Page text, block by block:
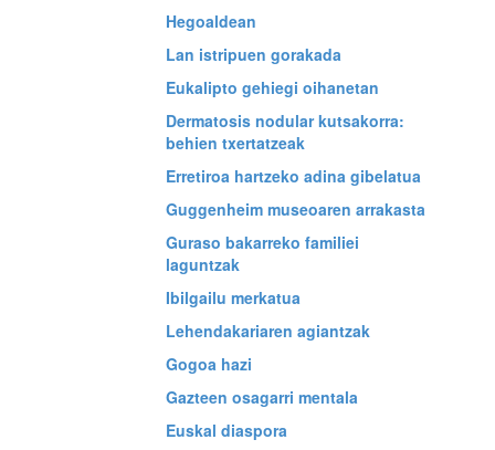
Hegoaldean
Lan istripuen gorakada
Eukalipto gehiegi oihanetan
Dermatosis nodular kutsakorra:
behien txertatzeak
Erretiroa hartzeko adina gibelatua
Guggenheim museoaren arrakasta
Guraso bakarreko familiei
laguntzak
Ibilgailu merkatua
Lehendakariaren agiantzak
Gogoa hazi
Gazteen osagarri mentala
Euskal diaspora